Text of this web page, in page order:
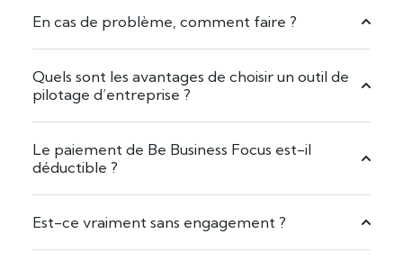
En cas de problème, comment faire ?
Quels sont les avantages de choisir un outil de
pilotage d’entreprise ?
Le paiement de Be Business Focus est-il
déductible ?
Est-ce vraiment sans engagement ?